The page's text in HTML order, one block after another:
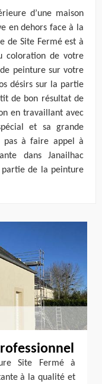
d’une maison
en dehors face à la
de Site Fermé est à
coloration de votre
peinture sur votre
désirs sur la partie
de bon résultat de
en travaillant avec
et sa grande
pas à faire appel à
dans Janailhac
partie de la peinture
Site Fermé à
à la qualité et